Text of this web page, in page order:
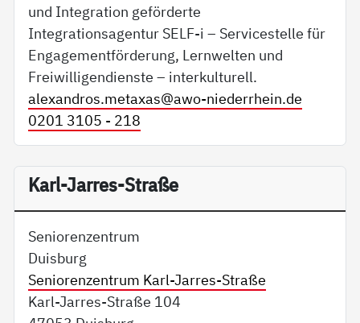
und Integration geförderte
Integrationsagentur SELF-i – Servicestelle für
Engagementförderung, Lernwelten und
Freiwilligendienste – interkulturell.
alexandros.metaxas@awo-niederrhein.de
0201 3105 - 218
Karl-Jarres-Straße
Seniorenzentrum
Duisburg
Seniorenzentrum Karl-Jarres-Straße
Karl-Jarres-Straße 104